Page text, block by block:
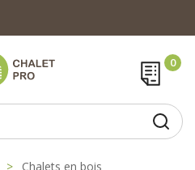
Chalets en bois